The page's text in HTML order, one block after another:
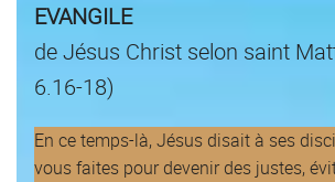
EVANGILE
de Jésus Christ selon saint
6.16-18)
En ce temps-là, Jésus disait à ses
vous faites pour devenir des justes,